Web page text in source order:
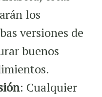
los
versiones de
buenos
: Cualquier